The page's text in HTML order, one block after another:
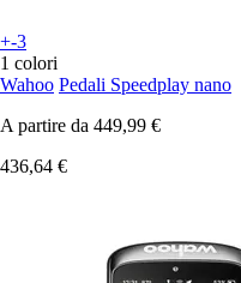
+-3
1 colori
Wahoo Pedali Speedplay nano
A partire da 449,99 €
436,64 €